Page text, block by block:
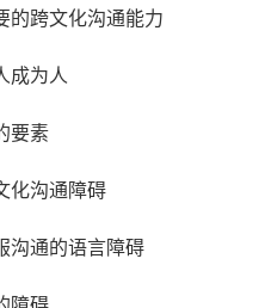
的跨文化沟通能力
成为人
要素
化沟通障碍
沟通的语言障碍